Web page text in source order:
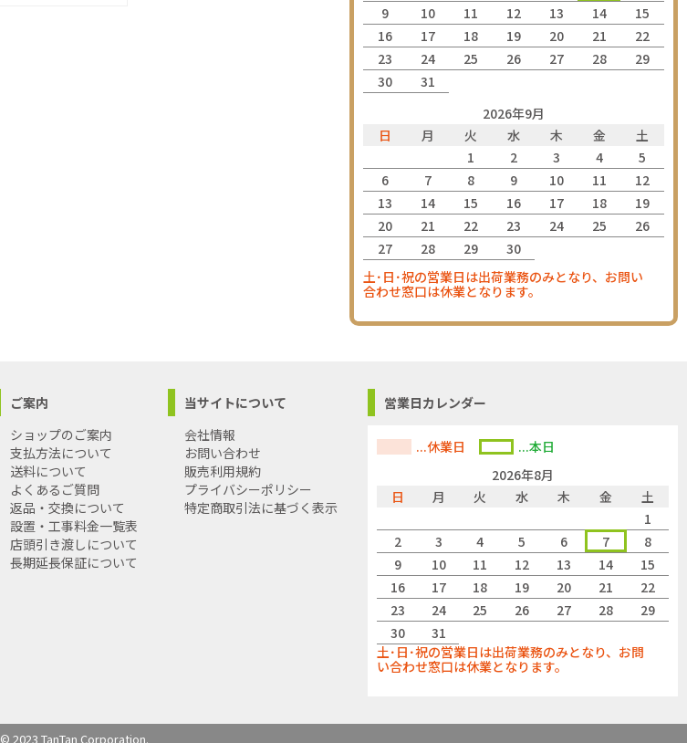
9
10 11 12 13 14
15
16
17 18 19 20 21
22
23
24 25 26 27 28
29
30
31
2026年9月
日
月 火 水 木 金
土
1
2 3 4
5
6
7 8 9 10 11
12
13
14 15 16 17 18
19
20
21 22 23 24 25
26
27
28 29
30
土･日･祝の営業日は出荷業務のみとなり、お問い
合わせ窓口は休業となります。
ご案内
ショップのご案内
支払方法について
送料について
よくあるご質問
返品・交換について
設置・工事料金一覧表
店頭引き渡しについて
長期延長保証について
当サイトについて
会社情報
お問い合わせ
販売利用規約
プライバシーポリシー
特定商取引法に基づく表示
営業日カレンダー
...休業日
...本日
2026年8月
日
月 火 水 木 金
土
1
2
3 4 5 6 7
8
9
10 11 12 13 14
15
16
17 18 19 20 21
22
23
24 25 26 27 28
29
30
31
土･日･祝の営業日は出荷業務のみとなり、お問
い合わせ窓口は休業となります。
© 2023 TanTan Corporation.